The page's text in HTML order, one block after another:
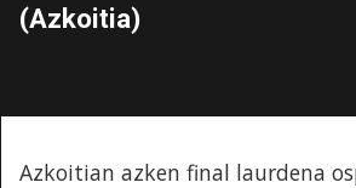
(Azkoitia)
Azkoitian azken final laurdena